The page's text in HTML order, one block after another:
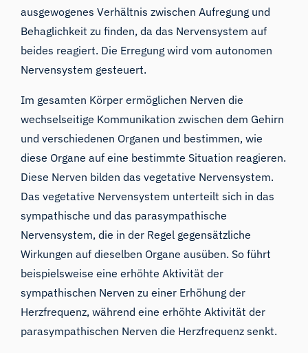
ausgewogenes Verhältnis zwischen Aufregung und
Behaglichkeit zu finden, da das Nervensystem auf
beides reagiert. Die Erregung wird vom autonomen
Nervensystem gesteuert.
Im gesamten Körper ermöglichen Nerven die
wechselseitige Kommunikation zwischen dem Gehirn
und verschiedenen Organen und bestimmen, wie
diese Organe auf eine bestimmte Situation reagieren.
Diese Nerven bilden das vegetative Nervensystem.
Das vegetative Nervensystem unterteilt sich in das
sympathische und das parasympathische
Nervensystem, die in der Regel gegensätzliche
Wirkungen auf dieselben Organe ausüben. So führt
beispielsweise eine erhöhte Aktivität der
sympathischen Nerven zu einer Erhöhung der
Herzfrequenz, während eine erhöhte Aktivität der
parasympathischen Nerven die Herzfrequenz senkt.